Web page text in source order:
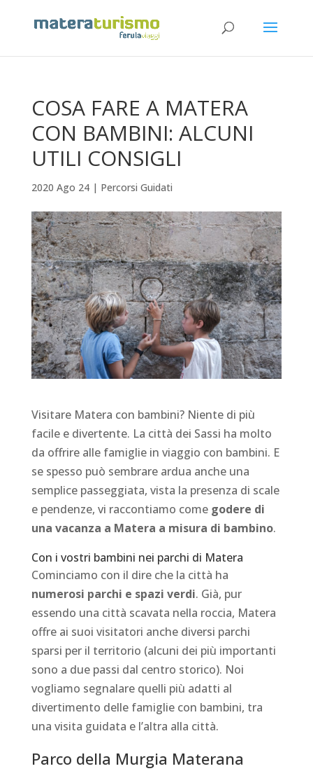
COSA FARE A MATERA
CON BAMBINI: ALCUNI
UTILI CONSIGLI
2020 Ago 24| Percorsi Guidati
Visitare Matera con bambini? Niente di più
facile e divertente. La città dei Sassi ha molto
da offrire alle famiglie in viaggio con bambini. E
se spesso può sembrare ardua anche una
semplice passeggiata, vista la presenza di scale
e pendenze, vi raccontiamo come godere di
una vacanza a Matera a misura di bambino.
Con i vostri bambini nei parchi di Matera
Cominciamo con il dire che la città ha
numerosi parchi e spazi verdi. Già, pur
essendo una città scavata nella roccia, Matera
offre ai suoi visitatori anche diversi parchi
sparsi per il territorio (alcuni dei più importanti
sono a due passi dal centro storico). Noi
vogliamo segnalare quelli più adatti al
divertimento delle famiglie con bambini, tra
una visita guidata e l’altra alla città.
Parco della Murgia Materana